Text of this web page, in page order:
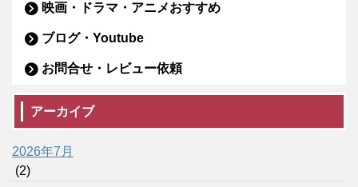
映画・ドラマ・アニメおすすめ
ブログ・Youtube
お問合せ・レビュー依頼
アーカイブ
2026年7月
(2)